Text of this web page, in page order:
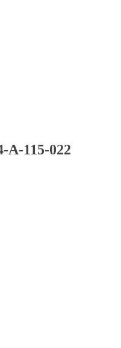
A-115-022